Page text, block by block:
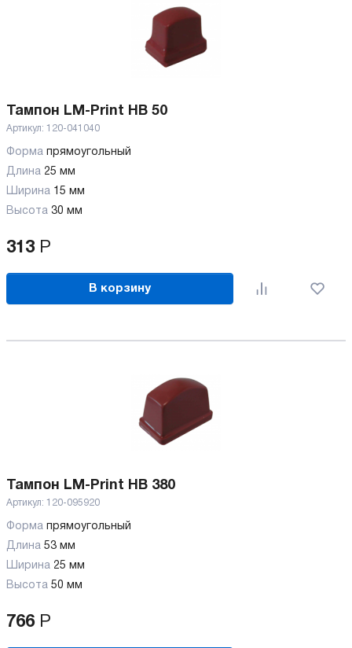
Тампон LM-Print HB 50
Артикул: 120-041040
Форма прямоугольный
Длина 25 мм
Ширина 15 мм
Высота 30 мм
313 Р
В корзину
Тампон LM-Print HB 380
Артикул: 120-095920
Форма прямоугольный
Длина 53 мм
Ширина 25 мм
Высота 50 мм
766 Р